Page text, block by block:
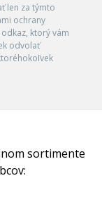
len za týmto
ochrany
ktorý vám
odvolať
sortimente